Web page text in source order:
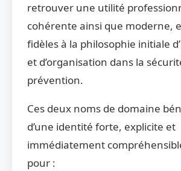
retrouver une utilité
cohérente ainsi que moderne,
fidèles à la philosophie initiale
et d’organisation dans la
prévention.
Ces deux noms de domaine
d’une identité forte, explicite et
immédiatement
pour :